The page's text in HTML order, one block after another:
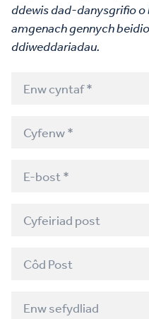
ddewis dad-danysgrifio o
amgenach gennych
ddiweddariadau.